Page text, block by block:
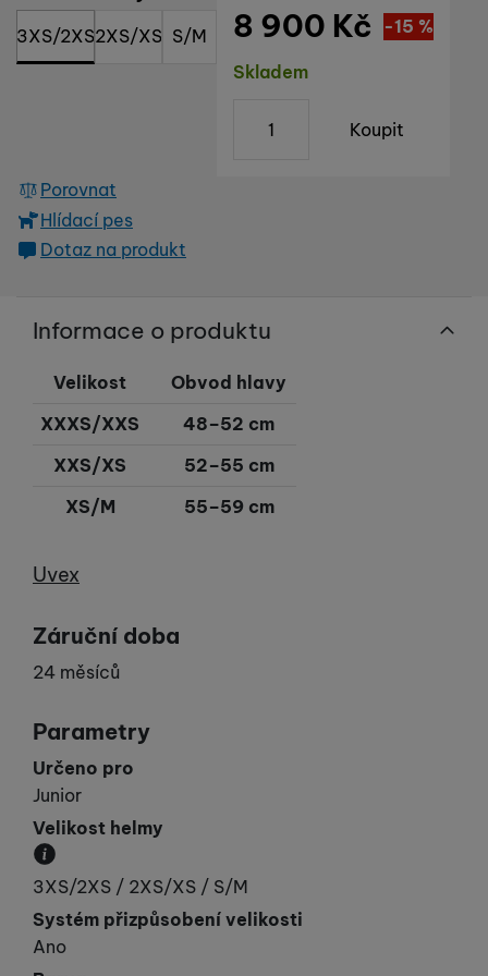
získaná pomocí těchto cookies zpracováváme souhrnně a
anonymně, takže nejsme schopni identifikovat konkrétní
uživatele našeho webu.
na našich stránkách, tak na stránkách třetích stran.
3XS/2XS2XS/XS S/M
Dostupnost
Skladem
Sleva
1 570
(
-15 %
8 900 Kč
Koupit
Porovnat
Hlídací pes
Dotaz na produkt
Informace o produktu
Velikost
Obvod hlavy
XXXS/XXS
48–52 cm
XXS/XS
52–55 cm
XS/M
55–59 cm
Výrobce
Uvex
Záruční doba
24 měsíců
Parametry
Určeno pro
Junior
Velikost helmy
Obvod hlavy v cm.
3XS/2XS / 2XS/XS / S/M
Systém přizpůsobení velikosti
Ano